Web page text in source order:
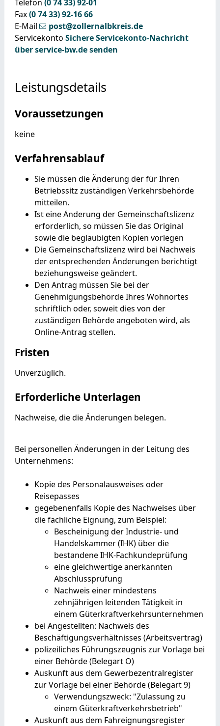
Telefon (07433) 92-01
Fax(07433) 92-1666
E-Mail
post@zollernalbkreis.de
Servicekonto Sichere Servicekonto-Nachricht
über service-bw.de senden
Leistungsdetails
Voraussetzungen
keine
Verfahrensablauf
Sie müssen die Änderung der für Ihren
Betriebssitz zuständigen Verkehrsbehörde
mitteilen.
Ist eine Änderung der Gemeinschaftslizenz
erforderlich, so müssen Sie das Original
sowie die beglaubigten Kopien vorlegen
Die Gemeinschaftslizenz wird bei Nachweis
der entsprechenden Änderungen berichtigt
beziehungsweise geändert.
Den Antrag müssen Sie bei der
Genehmigungsbehörde Ihres Wohnortes
schriftlich oder, soweit dies von der
zuständigen Behörde angeboten wird, als
Online-Antrag stellen.
Fristen
Unverzüglich.
Erforderliche Unterlagen
Nachweise, die die Änderungen belegen.
Bei personellen Änderungen in der Leitung des
Unternehmens:
Kopie des Personalausweises oder
Reisepasses
gegebenenfalls Kopie des Nachweises über
die fachliche Eignung, zum Beispiel:
Bescheinigung der Industrie- und
Handelskammer (IHK) über die
bestandene IHK-Fachkundeprüfung
eine gleichwertige anerkannten
Abschlussprüfung
Nachweis einer mindestens
zehnjährigen leitenden Tätigkeit in
einem Güterkraftverkehrsunternehmen
bei Angestellten: Nachweis des
Beschäftigungsverhältnisses (Arbeitsvertrag)
polizeiliches Führungszeugnis zur Vorlage bei
einer Behörde (Belegart O)
Auskunft aus dem Gewerbezentralregister
zur Vorlage bei einer Behörde (Belegart 9)
Verwendungszweck: "Zulassung zu
einem Güterkraftverkehrsbetrieb"
Auskunft aus dem Fahreignungsregister